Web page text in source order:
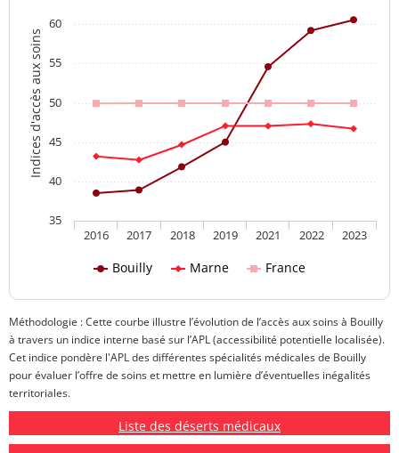
Indices d'accès aux soins
Bouilly Marne France
2016 2017 2018 2019 2021 2022 2023
35
40
45
50
55
60
Méthodologie : Cette courbe illustre l’évolution de l’accès aux soins à Bouilly
à travers un indice interne basé sur l’APL (accessibilité potentielle localisée).
Cet indice pondère l'APL des différentes spécialités médicales de Bouilly
pour évaluer l’offre de soins et mettre en lumière d’éventuelles inégalités
territoriales.
Liste des déserts médicaux